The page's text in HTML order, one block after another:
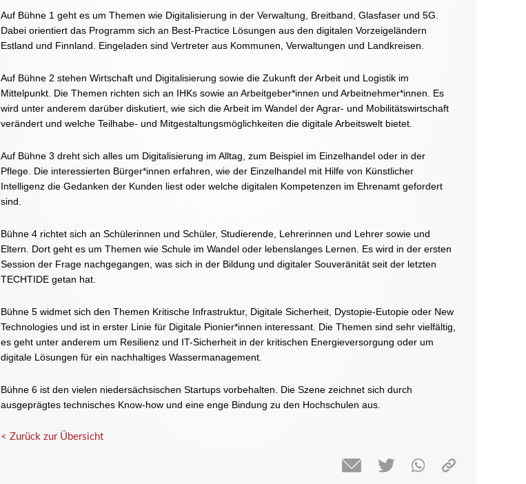
Auf Bühne 1 geht es um Themen wie Digitalisierung in der Verwaltung, Breitband, Glasfaser und 5G.
Dabei orientiert das Programm sich an Best-Practice Lösungen aus den digitalen Vorzeigeländern
Estland und Finnland. Eingeladen sind Vertreter aus Kommunen, Verwaltungen und Landkreisen.
Auf Bühne 2 stehen Wirtschaft und Digitalisierung sowie die Zukunft der Arbeit und Logistik im
Mittelpunkt. Die Themen richten sich an IHKs sowie an Arbeitgeber*innen und Arbeitnehmer*innen. Es
wird unter anderem darüber diskutiert, wie sich die Arbeit im Wandel der Agrar- und Mobilitätswirtschaft
verändert und welche Teilhabe- und Mitgestaltungsmöglichkeiten die digitale Arbeitswelt bietet.
Auf Bühne 3 dreht sich alles um Digitalisierung im Alltag, zum Beispiel im Einzelhandel oder in der
Pflege. Die interessierten Bürger*innen erfahren, wie der Einzelhandel mit Hilfe von Künstlicher
Intelligenz die Gedanken der Kunden liest oder welche digitalen Kompetenzen im Ehrenamt gefordert
sind.
Bühne 4 richtet sich an Schülerinnen und Schüler, Studierende, Lehrerinnen und Lehrer sowie und
Eltern. Dort geht es um Themen wie Schule im Wandel oder lebenslanges Lernen. Es wird in der ersten
Session der Frage nachgegangen, was sich in der Bildung und digitaler Souveränität seit der letzten
TECHTIDE getan hat.
Bühne 5 widmet sich den Themen Kritische Infrastruktur, Digitale Sicherheit, Dystopie-Eutopie oder New
Technologies und ist in erster Linie für Digitale Pionier*innen interessant. Die Themen sind sehr vielfältig,
es geht unter anderem um Resilienz und IT-Sicherheit in der kritischen Energieversorgung oder um
digitale Lösungen für ein nachhaltiges Wassermanagement.
Bühne 6 ist den vielen niedersächsischen Startups vorbehalten. Die Szene zeichnet sich durch
ausgeprägtes technisches Know-how und eine enge Bindung zu den Hochschulen aus.
< Zurück zur Übersicht